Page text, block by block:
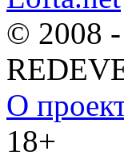
© 2008
О
18+